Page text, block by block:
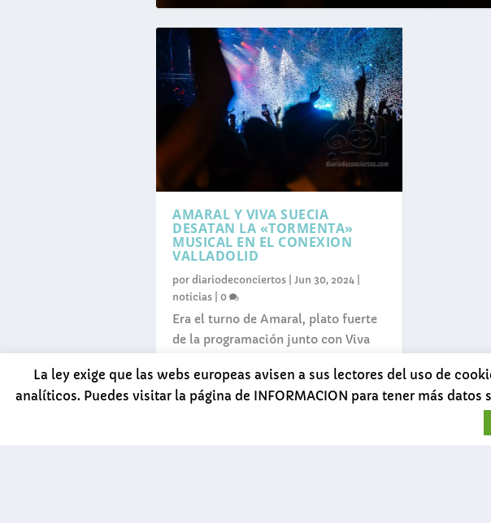
AMARAL Y VIVA SUECIA
DESATAN LA «TORMENTA»
MUSICAL EN EL CONEXION
VALLADOLID
por diariodeconciertos Jun 30, 2024
noticias
0
Era el turno de Amaral, plato fuerte
de la programación junto con Viva
ánimo del público.
La ley exige que las webs europeas avisen a sus lectores del uso de
analíticos. Puedes visitar la página de INFORMACION para tener más